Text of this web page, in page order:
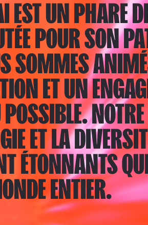
EST UN PHARE
POUR SON
SOMMES
ET UN
NOTRE
ET LA
ÉTONNANTS
ENTIER.